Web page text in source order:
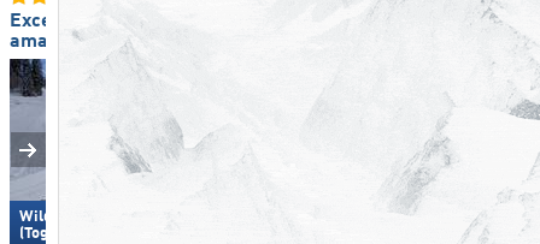
Excellente
amabilité du personnel
Wildhaus – Gamserrugg
(Toggenburg)
Excellente
taille de domaine skiable
Arosa Lenzerheide